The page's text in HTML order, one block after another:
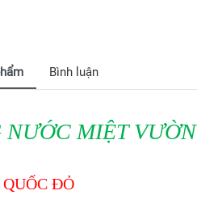
Bình luận
NƯỚC MIỆT VƯỜN
ĐỎ